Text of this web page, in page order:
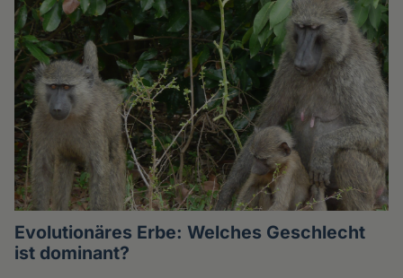
Evolutionäres Erbe: Welches Geschlecht
ist dominant?